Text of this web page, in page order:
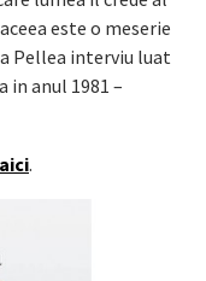
este o meserie
Pellea interviu luat
in anul 1981 –
aici.